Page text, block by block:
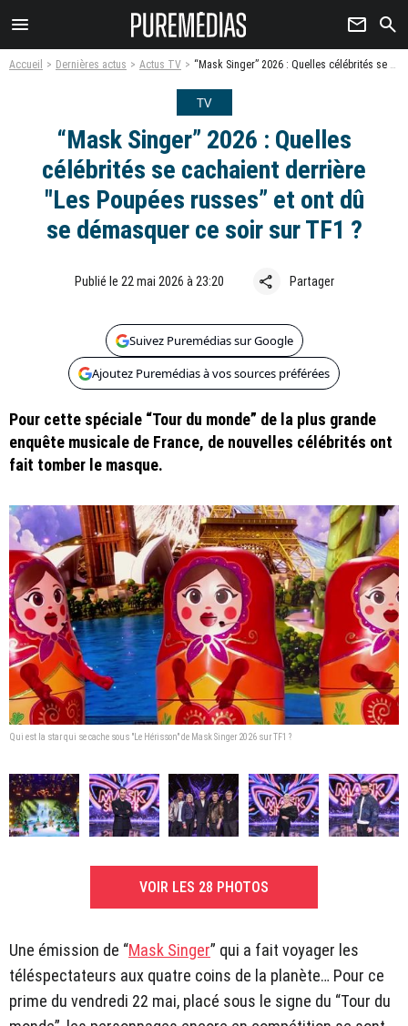
menu newsletter search
Accueil Dernières actus Actus TV “Mask Singer” 2026 : Quelles célébrités se cachaient derrière "Les Poupées russes” et ont dû se démasquer ce soir sur TF1 ?
TV
“Mask Singer” 2026 : Quelles
célébrités se cachaient derrière
"Les Poupées russes” et ont dû
se démasquer ce soir sur TF1 ?
Publié le 22 mai 2026 à 23:20 share Partager
Suivez Puremédias sur Google
Ajoutez Puremédias à vos sources préférées
Pour cette spéciale “Tour du monde” de la plus grande
enquête musicale de France, de nouvelles célébrités ont
fait tomber le masque.
Qui est la star qui se cache sous "Le Hérisson" de Mask Singer 2026 sur TF1 ?
VOIR LES 28 PHOTOS
Une émission de “Mask Singer” qui a fait voyager les
téléspectateurs aux quatre coins de la planète… Pour ce
prime du vendredi 22 mai, placé sous le signe du “Tour du